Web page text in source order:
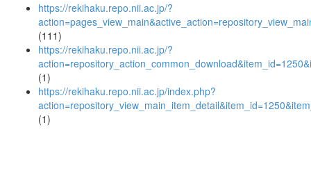
https://rekihaku.repo.nii.ac.jp/?
(111)
https://rekihaku.repo.nii.ac.jp/?
(1)
https://rekihaku.repo.nii.ac.jp/index.php?
(1)